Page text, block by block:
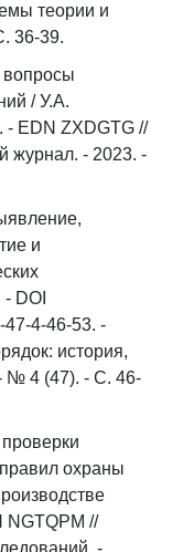
теории и
36-39.
/ У.А.
EDN ZXDGTG //
журнал. - 2023. -
и
DOI
4-46-53. -
история,
№ 4 (47). - С. 46-
охраны
NGTQPM //
-